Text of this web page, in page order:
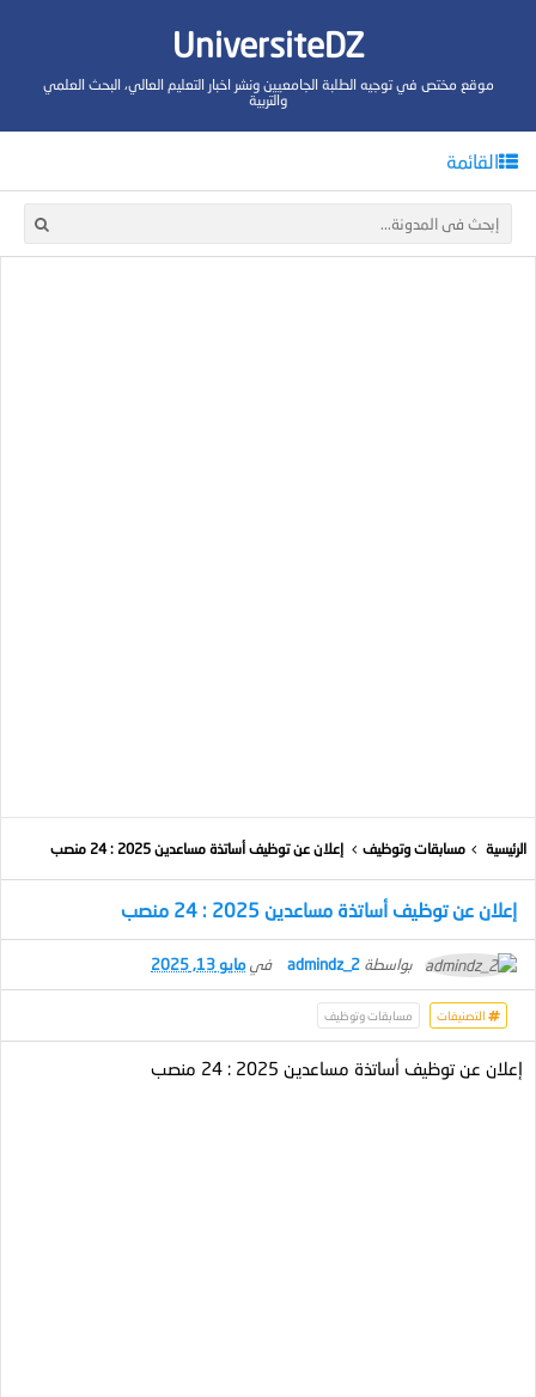
UniversiteDZ
موقع مختص في توجيه الطلبة الجامعيين ونشر اخبار التعليم العالي، البحث العلمي
والتربية
القائمة
الرئيسية مسابقات وتوظيف إعلان عن توظيف أساتذة مساعدين 2025 : 24 منصب
إعلان عن توظيف أساتذة مساعدين 2025 : 24 منصب
بواسطة admindz_2 فيمايو 13, 2025
التصنيفات مسابقات وتوظيف
إعلان عن توظيف أساتذة مساعدين 2025 : 24 منصب